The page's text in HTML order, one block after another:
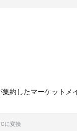
したマーケットメ
に変換